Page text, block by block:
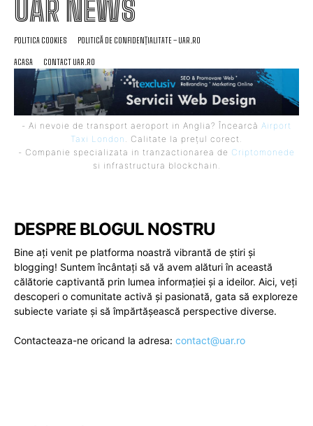
UAR NEWS
POLITICA COOKIES POLITICĂ DE CONFIDENȚIALITATE – UAR.RO
ACASA CONTACT UAR.RO
- Ai nevoie de transport aeroport in Anglia? Încearcă Airport
Taxi London . Calitate la prețul corect.
- Companie specializata in tranzactionarea de Criptomonede
si infrastructura blockchain.
DESPRE BLOGUL NOSTRU
Bine ați venit pe platforma noastră vibrantă de știri și
blogging! Suntem încântați să vă avem alături în această
călătorie captivantă prin lumea informației și a ideilor. Aici, veți
descoperi o comunitate activă și pasionată, gata să exploreze
subiecte variate și să împărtășească perspective diverse.
Contacteaza-ne oricand la adresa: contact@uar.ro